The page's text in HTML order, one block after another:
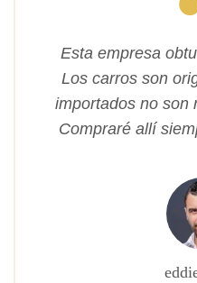
Esta empresa
Los carros son
importados no son
Compraré allí